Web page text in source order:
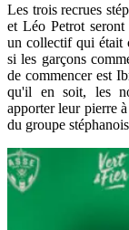
Les trois recrues
et Léo Petrot
un collectif qui était
si les garçons
de commencer est
qu'il en soit, les
apporter leur pierre
du groupe